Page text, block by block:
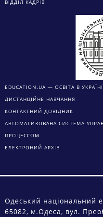
ІНФОРМАЦІЯ ПРО УНІВЕРСИТЕТ
ВІДДІЛ МІЖНАРОДНИХ ЗВ’ЯЗКІВ
СПЕЦІАЛЬНОСТІ ОНЕУ
ЦЕНТР ПІДВИЩЕННЯ ЯКОСТІ ОСВІТИ
ВІДДІЛ КАДРІВ